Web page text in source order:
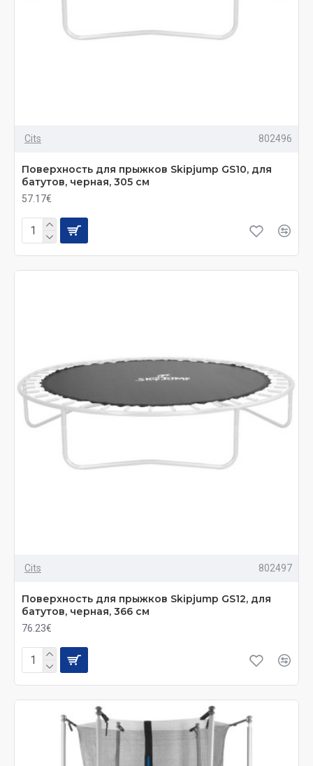
Cits 802496
Поверхность для прыжков Skiрjumр GS10, для
батутов, черная, 305 см
57.17€
Cits 802497
Поверхность для прыжков Skiрjumр GS12, для
батутов, черная, 366 см
76.23€